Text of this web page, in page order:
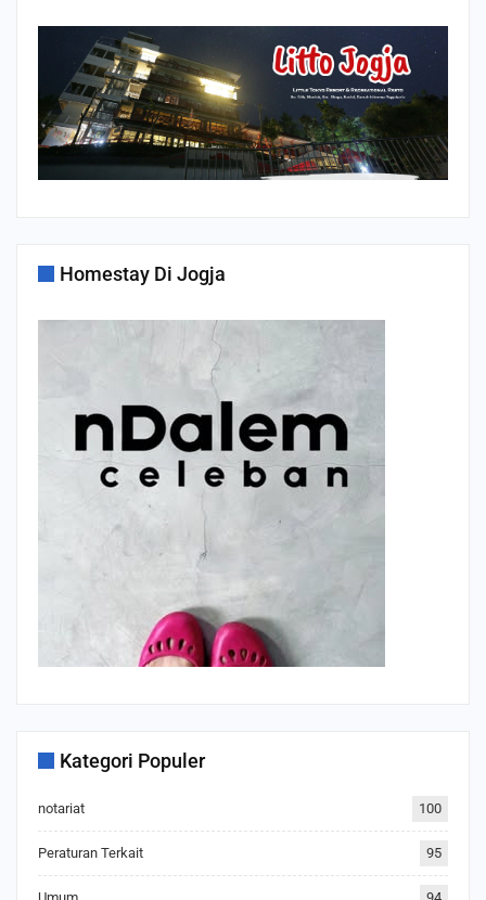
Homestay Di Jogja
Kategori Populer
notariat 100
Peraturan Terkait 95